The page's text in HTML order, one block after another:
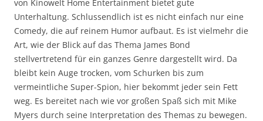
von Kinowelt Home Entertainment bietet gute
Unterhaltung. Schlussendlich ist es nicht einfach nur eine
Comedy, die auf reinem Humor aufbaut. Es ist vielmehr die
Art, wie der Blick auf das Thema James Bond
stellvertretend für ein ganzes Genre dargestellt wird. Da
bleibt kein Auge trocken, vom Schurken bis zum
vermeintliche Super-Spion, hier bekommt jeder sein Fett
weg. Es bereitet nach wie vor großen Spaß sich mit Mike
Myers durch seine Interpretation des Themas zu bewegen.